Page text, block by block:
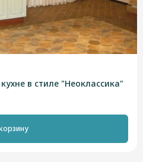
в стиле "Неоклассика"